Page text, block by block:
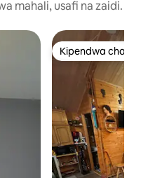
mahali, usafi na zaidi.
Kipendwa cha
Kipendwa cha